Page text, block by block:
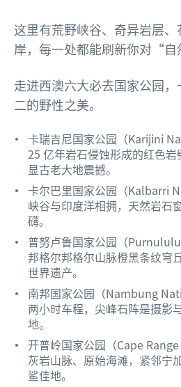
这里有荒野峡谷、奇异岩层
岸，每一处都能刷新你对“自
走进西澳六大必去国家公园
二的野性之美。
卡瑞吉尼国家公园（Karijini
25 亿年岩石侵蚀形成的红色
显古老大地震撼。
卡尔巴里国家公园（Kalbarri
峡谷与印度洋相拥，天然岩石
礴。
普努卢鲁国家公园（
邦格尔邦格尔山脉橙黑条纹穹
世界遗产。
南邦国家公园（Nambung
两小时车程，尖峰石阵是摄影
地。
开普岭国家公园（Cape
灰岩山脉、原始海滩，紧邻宁
鲨佳地。